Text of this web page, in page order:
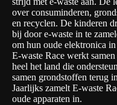
over consuminderen,
en recyclen. De kinderen
bij door e-waste in te
om hun oude elektronica
E-waste Race werkt
heel het land die
samen grondstoffen terug
Jaarlijks zamelt E-waste
oude apparaten in.